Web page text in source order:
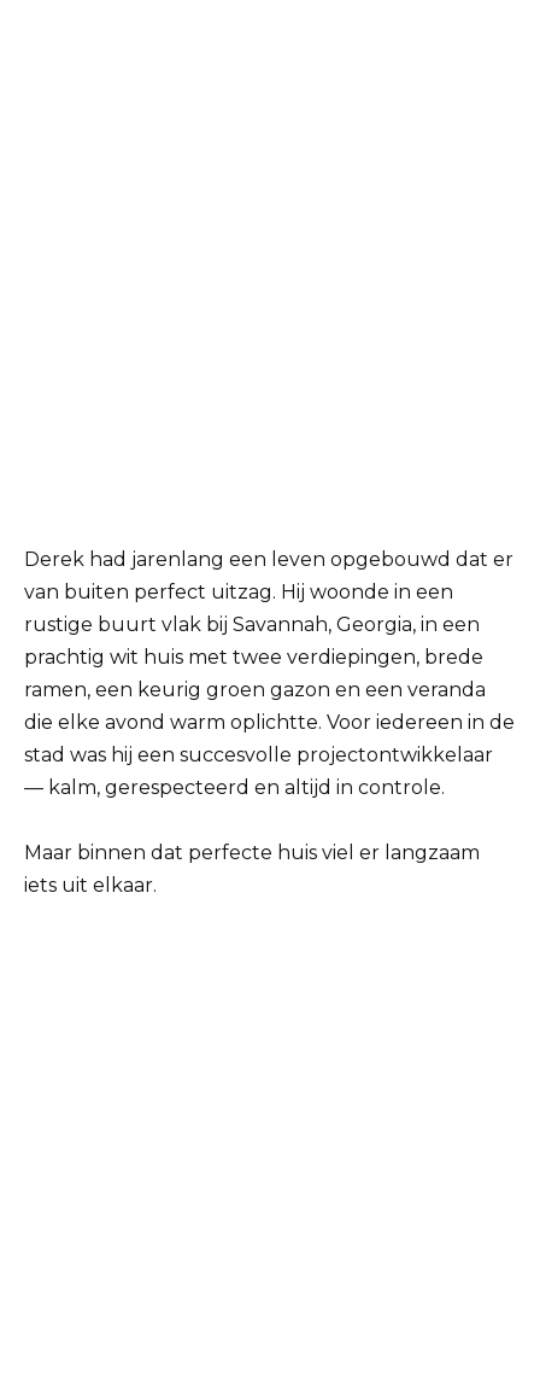
Derek had jarenlang een leven opgebouwd dat er
van buiten perfect uitzag. Hij woonde in een
rustige buurt vlak bij Savannah, Georgia, in een
prachtig wit huis met twee verdiepingen, brede
ramen, een keurig groen gazon en een veranda
die elke avond warm oplichtte. Voor iedereen in de
stad was hij een succesvolle projectontwikkelaar
— kalm, gerespecteerd en altijd in controle.
Maar binnen dat perfecte huis viel er langzaam
iets uit elkaar.